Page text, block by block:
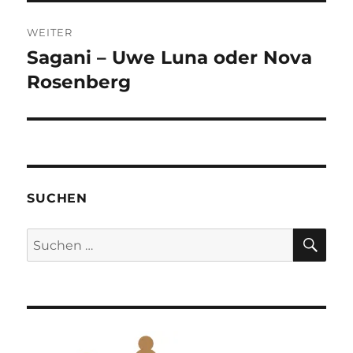
WEITER
Nächster
Beitrag:
Sagani – Uwe Luna oder Nova
Rosenberg
SUCHEN
Suchen
nach: